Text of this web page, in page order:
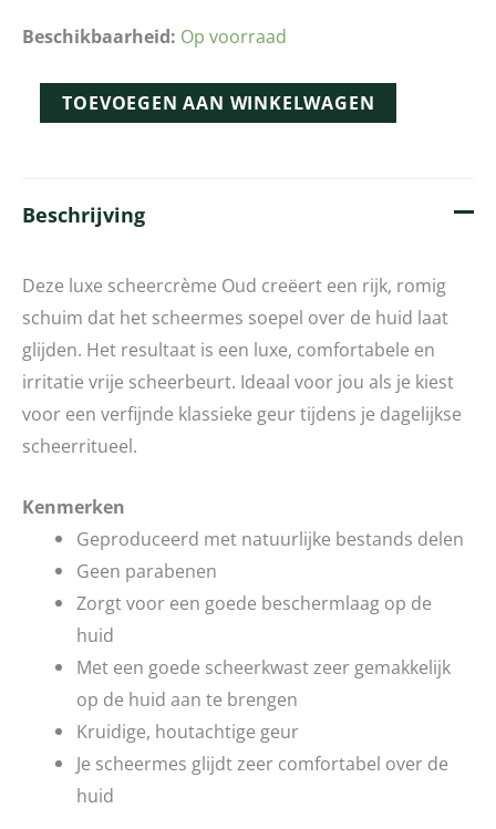
Beschikbaarheid: Op voorraad
TOEVOEGEN AAN WINKELWAGEN
Beschrijving
Deze luxe scheercrème Oud creëert een rijk, romig
schuim dat het scheermes soepel over de huid laat
glijden. Het resultaat is een luxe, comfortabele en
irritatie vrije scheerbeurt. Ideaal voor jou als je kiest
voor een verfijnde klassieke geur tijdens je dagelijkse
scheerritueel.
Kenmerken
Geproduceerd met natuurlijke bestands delen
Geen parabenen
Zorgt voor een goede beschermlaag op de
huid
Met een goede scheerkwast zeer gemakkelijk
op de huid aan te brengen
Kruidige, houtachtige geur
Je scheermes glijdt zeer comfortabel over de
huid